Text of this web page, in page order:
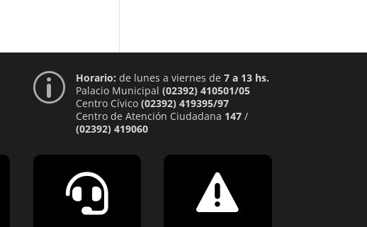
p Horario: de lunes a viernes de 7 a 13 hs.
Palacio Municipal (02392) 410501/05
Centro Cívico (02392) 419395/97
Centro de Atención Ciudadana 147/
(02392) 419060
 